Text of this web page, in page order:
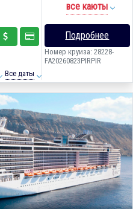
Все даты
все каюты
Подробнее
Номер круиза: 28228-
FA20260823PIRPIR